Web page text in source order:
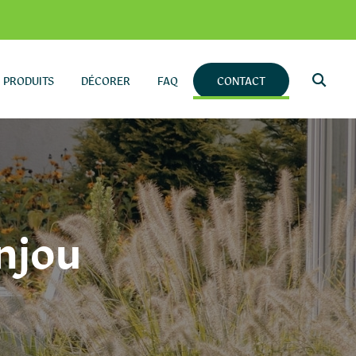
PRODUITS DÉCORER FAQ CONTACT